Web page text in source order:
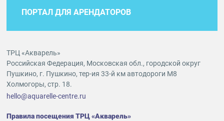
ПОРТАЛ ДЛЯ АРЕНДАТОРОВ
ТРЦ «Акварель»
Российская Федерация, Московская обл., городской округ
Пушкино, г. Пушкино, тер-ия 33-й км автодороги М8
Холмогоры, стр. 18.
hello@aquarelle-centre.ru
Правила посещения ТРЦ «Акварель»